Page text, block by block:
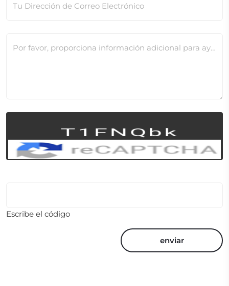
Tu Dirección de Correo Electrónico
Por favor, proporciona información adicional para ayudarnos a verificar este cambio
Escribe el código
enviar